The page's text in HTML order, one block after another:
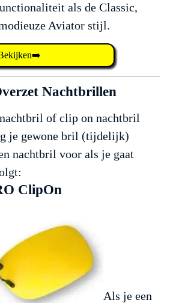
als de Classic,
Aviator stijl.
Nachtbrillen
of clip on nachtbril
je gewone bril (tijdelijk)
nachtbril voor als je gaat
ClipOn
Als je een